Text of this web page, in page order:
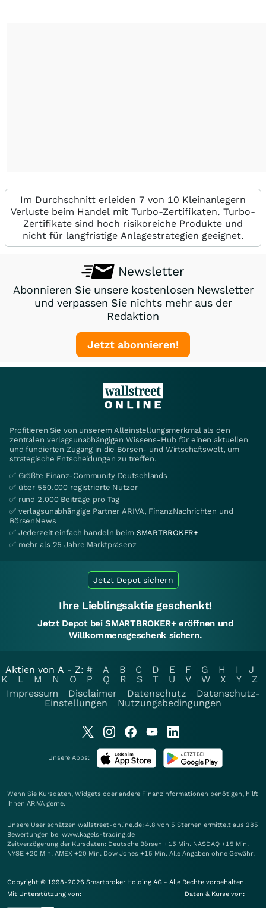
Im Durchschnitt erleiden 7 von 10 Kleinanlegern
Verluste beim Handel mit Turbo-Zertifikaten. Turbo-
Zertifikate sind hoch risikoreiche Produkte und
nicht für langfristige Anlagestrategien geeignet.
Newsletter
Abonnieren Sie unsere kostenlosen Newsletter
und verpassen Sie nichts mehr aus der
Redaktion
Jetzt abonnieren!
Profitieren Sie von unserem Alleinstellungsmerkmal als den
zentralen verlagsunabhängigen Wissens-Hub für einen aktuellen
und fundierten Zugang in die Börsen- und Wirtschaftswelt, um
strategische Entscheidungen zu treffen.
✅ Größte Finanz-Community Deutschlands
✅ über 550.000 registrierte Nutzer
✅ rund 2.000 Beiträge pro Tag
✅ verlagsunabhängige Partner ARIVA, FinanzNachrichten und
BörsenNews
✅ Jederzeit einfach handeln beim SMARTBROKER+
✅ mehr als 25 Jahre Marktpräsenz
Jetzt Depot sichern
Ihre Lieblingsaktie geschenkt!
Jetzt Depot bei SMARTBROKER+ eröffnen und
Willkommensgeschenk sichern.
Aktien von A - Z: # A B C D E F G H I
J
K
L M N O P Q R S T U V W X Y
Z
Impressum
Disclaimer Datenschutz
Datenschutz-
Einstellungen
Nutzungsbedingungen
Unsere Apps:
Wenn Sie Kursdaten, Widgets oder andere Finanzinformationen benötigen, hilft
Ihnen ARIVA gerne.
Unsere User schätzen wallstreet-online.de: 4.8 von 5 Sternen ermittelt aus 285
Bewertungen bei www.kagels-trading.de
Zeitverzögerung der Kursdaten: Deutsche Börsen +15 Min. NASDAQ +15 Min.
NYSE +20 Min. AMEX +20 Min. Dow Jones +15 Min. Alle Angaben ohne Gewähr.
Copyright © 1998-2026 Smartbroker Holding AG - Alle Rechte vorbehalten.
Mit Unterstützung von:
Daten & Kurse von: